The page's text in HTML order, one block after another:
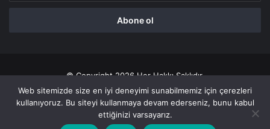
adresinizi
© Copyright 2026 Her Hakkı Saklıdır.
Gizlilik politikası
Facebook
X YouTubeInstagram
Web sitemizde size en iyi deneyimi sunabilmemiz için çerezleri
kullanıyoruz. Bu siteyi kullanmaya devam ederseniz, bunu kabul
ettiğinizi varsayarız.